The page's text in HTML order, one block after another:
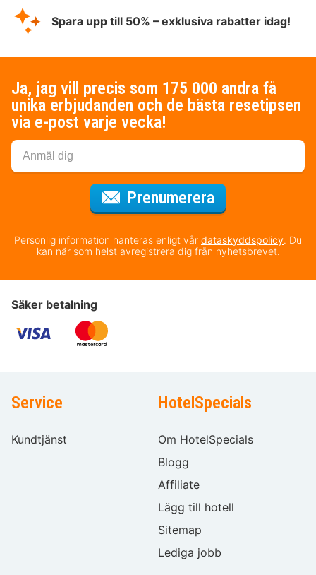
Spara upp till 50% – exklusiva rabatter idag!
Ja, jag vill precis som 175 000 andra få
unika erbjudanden och de bästa resetipsen
via e-post varje vecka!
Prenumerera
Personlig information hanteras enligt vår dataskyddspolicy. Du
kan när som helst avregistrera dig från nyhetsbrevet.
Säker betalning
Service
Kundtjänst
HotelSpecials
Om HotelSpecials
Blogg
Affiliate
Lägg till hotell
Sitemap
Lediga jobb